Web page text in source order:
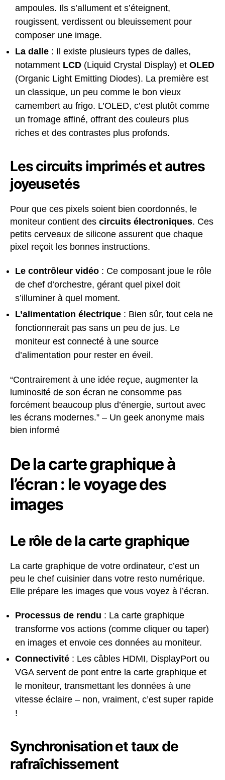
ampoules. Ils s’allument et s’éteignent,
rougissent, verdissent ou bleuissement pour
composer une image.
La dalle : Il existe plusieurs types de dalles,
notamment LCD (Liquid Crystal Display) et OLED
(Organic Light Emitting Diodes). La première est
un classique, un peu comme le bon vieux
camembert au frigo. L’OLED, c’est plutôt comme
un fromage affiné, offrant des couleurs plus
riches et des contrastes plus profonds.
Les circuits imprimés et autres
joyeusetés
Pour que ces pixels soient bien coordonnés, le
moniteur contient des circuits électroniques. Ces
petits cerveaux de silicone assurent que chaque
pixel reçoit les bonnes instructions.
Le contrôleur vidéo : Ce composant joue le rôle
de chef d’orchestre, gérant quel pixel doit
s’illuminer à quel moment.
L’alimentation électrique : Bien sûr, tout cela ne
fonctionnerait pas sans un peu de jus. Le
moniteur est connecté à une source
d’alimentation pour rester en éveil.
“Contrairement à une idée reçue, augmenter la
luminosité de son écran ne consomme pas
forcément beaucoup plus d’énergie, surtout avec
les écrans modernes.” – Un geek anonyme mais
bien informé
De la carte graphique à
l’écran : le voyage des
images
Le rôle de la carte graphique
La carte graphique de votre ordinateur, c’est un
peu le chef cuisinier dans votre resto numérique.
Elle prépare les images que vous voyez à l’écran.
Processus de rendu : La carte graphique
transforme vos actions (comme cliquer ou taper)
en images et envoie ces données au moniteur.
Connectivité : Les câbles HDMI, DisplayPort ou
VGA servent de pont entre la carte graphique et
le moniteur, transmettant les données à une
vitesse éclaire – non, vraiment, c’est super rapide
!
Synchronisation et taux de
rafraîchissement